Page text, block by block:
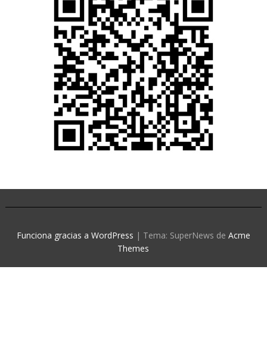
Funciona gracias a WordPress | Tema: SuperNews de Acme
Themes